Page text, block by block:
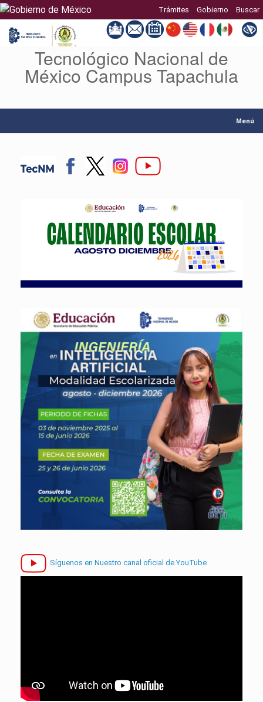
Trámites Gobierno Buscar
contenido
Tecnológico Nacional de
México Campus Tapachula
Menú
Síguenos en Nuestro canal oficial de YouTube